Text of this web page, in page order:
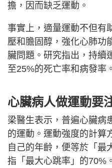
擔，因而缺乏運動。
事實上，適量運動不但有
壓和膽固醇，強化心肺功
臟問題。研究指出，持續
至25%的死亡率和病發率。
心臟病人做運動要
梁醫生表示，普遍心臟病
的運動。運動強度的計算
自己的年齡，便等於「最
指「最大心跳率」的70%